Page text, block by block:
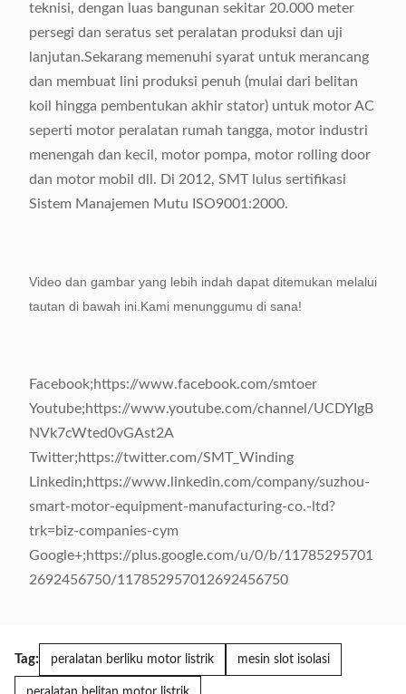
teknisi, dengan luas bangunan sekitar 20.000 meter
persegi dan seratus set peralatan produksi dan uji
lanjutan.Sekarang memenuhi syarat untuk merancang
dan membuat lini produksi penuh (mulai dari belitan
koil hingga pembentukan akhir stator) untuk motor AC
seperti motor peralatan rumah tangga, motor industri
menengah dan kecil, motor pompa, motor rolling door
dan motor mobil dll. Di 2012, SMT lulus sertifikasi
Sistem Manajemen Mutu ISO9001:2000.
Video dan gambar yang lebih indah dapat ditemukan melalui
tautan di bawah ini.Kami menunggumu di sana!
Facebook;https://www.facebook.com/smtoer
Youtube;https://www.youtube.com/channel/UCDYIgB
NVk7cWted0vGAst2A
Twitter;https://twitter.com/SMT_Winding
Linkedin;https://www.linkedin.com/company/suzhou-
smart-motor-equipment-manufacturing-co.-ltd?
trk=biz-companies-cym
Google+;https://plus.google.com/u/0/b/11785295701
2692456750/117852957012692456750
Tag: peralatan berliku motor listrik mesin slot isolasi